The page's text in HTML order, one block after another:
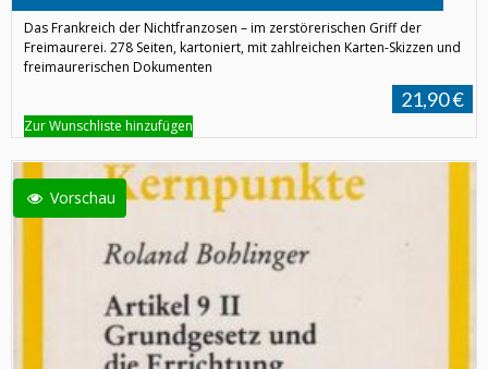
Das Frankreich der Nichtfranzosen – im zerstörerischen Griff der
Freimaurerei. 278 Seiten, kartoniert, mit zahlreichen Karten-Skizzen und
freimaurerischen Dokumenten
21,90 €
Zur Wunschliste hinzufügen
Vorschau